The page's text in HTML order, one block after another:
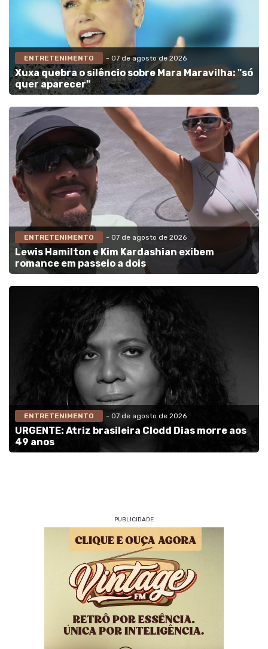
ENTRETENIMENTO - 07 de agosto de 2026
Xuxa quebra o silêncio sobre Mara Maravilha: "só
quer aparecer"
ENTRETENIMENTO - 07 de agosto de 2026
Lewis Hamilton e Kim Kardashian exibem
romance em passeio a dois
ENTRETENIMENTO - 07 de agosto de 2026
URGENTE: Atriz brasileira Clodd Dias morre aos
49 anos
PUBLICIDADE